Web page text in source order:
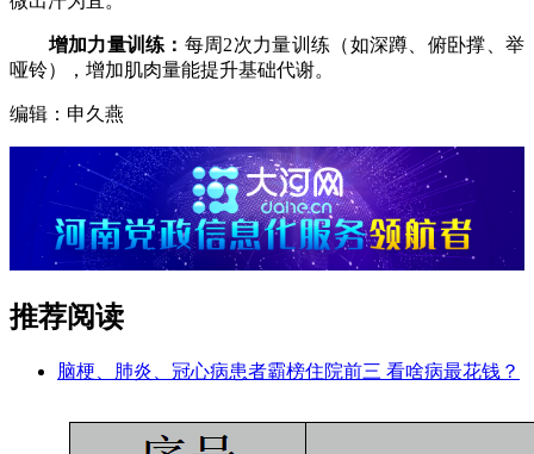
增加力量训练： 每周2次力量训练（如深蹲、俯卧撑、举
哑铃），增加肌肉量能提升基础代谢。
编辑：申久燕
推荐阅读
脑梗、肺炎、冠心病患者霸榜住院前三 看啥病最花钱？